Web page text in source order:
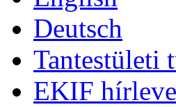
Deutsch
Tantestületi
EKIF